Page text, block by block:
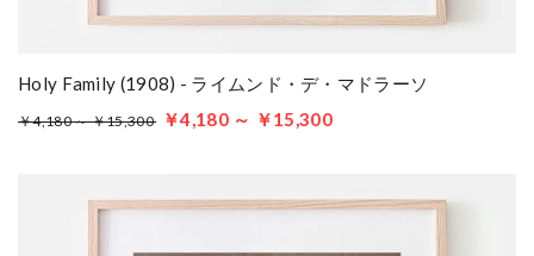
Holy Family (1908) - ライムンド・デ・マドラーソ
￥4,180 ～ ￥15,300 ￥4,180 ～ ￥15,300